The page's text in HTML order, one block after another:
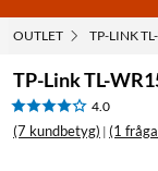
OUTLET TP-LINK
TP-Link TL-
4.0
(7 kundbetyg) | (1